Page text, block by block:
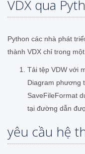
VDX qua
Python các nhà phát
thành VDX chỉ trong
Tải tệp VDW với
Diagram phương
SaveFileFormat
tại đường dẫn
yêu cầu hệ